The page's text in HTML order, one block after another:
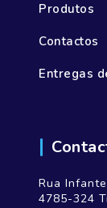
Produtos
Contactos
Entregas
Rua
4785-324